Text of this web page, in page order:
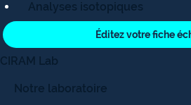
Analyses isotopiques
Éditez votre fiche
CIRAM Lab
Notre laboratoire